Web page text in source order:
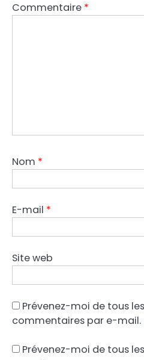
Commentaire *
Nom *
E-mail *
Site web
Prévenez-moi de tous
commentaires par e-mail.
Prévenez-moi de tous